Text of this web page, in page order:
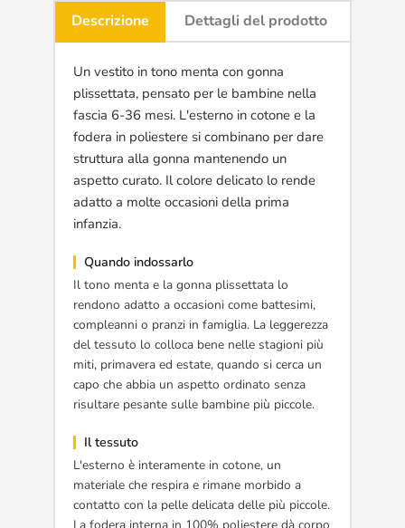
Descrizione Dettagli del prodotto
Un vestito in tono menta con gonna
plissettata, pensato per le bambine nella
fascia 6-36 mesi. L'esterno in cotone e la
fodera in poliestere si combinano per dare
struttura alla gonna mantenendo un
aspetto curato. Il colore delicato lo rende
adatto a molte occasioni della prima
infanzia.
Quando indossarlo
Il tono menta e la gonna plissettata lo
rendono adatto a occasioni come battesimi,
compleanni o pranzi in famiglia. La leggerezza
del tessuto lo colloca bene nelle stagioni più
miti, primavera ed estate, quando si cerca un
capo che abbia un aspetto ordinato senza
risultare pesante sulle bambine più piccole.
Il tessuto
L'esterno è interamente in cotone, un
materiale che respira e rimane morbido a
contatto con la pelle delicata delle più piccole.